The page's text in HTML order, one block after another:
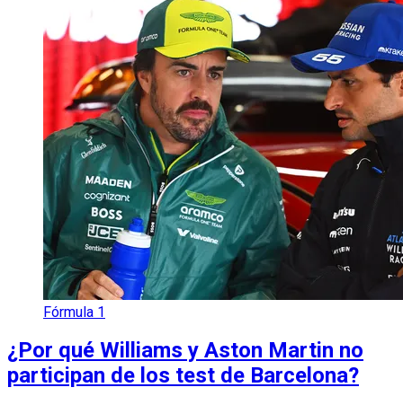
Fórmula 1
¿Por qué Williams y Aston Martin no
participan de los test de Barcelona?